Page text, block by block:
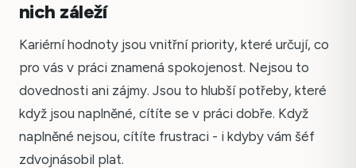
nich záleží
Kariérní hodnoty jsou vnitřní priority, které určují, co
pro vás v práci znamená spokojenost. Nejsou to
dovednosti ani zájmy. Jsou to hlubší potřeby, které
když jsou naplněné, cítíte se v práci dobře. Když
naplněné nejsou, cítíte frustraci - i kdyby vám šéf
zdvojnásobil plat.